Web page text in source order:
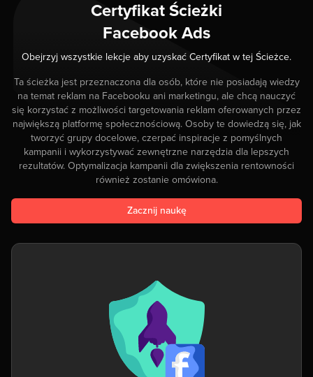
Certyfikat Ścieżki
Facebook Ads
Obejrzyj wszystkie lekcje aby uzyskać Certyfikat w tej Ścieżce.
Ta ścieżka jest przeznaczona dla osób, które nie posiadają wiedzy
na temat reklam na Facebooku ani marketingu, ale chcą nauczyć
się korzystać z możliwości targetowania reklam oferowanych przez
największą platformę społecznościową. Osoby te dowiedzą się, jak
tworzyć grupy docelowe, czerpać inspiracje z pomyślnych
kampanii i wykorzystywać zewnętrzne narzędzia dla lepszych
rezultatów. Optymalizacja kampanii dla zwiększenia rentowności
również zostanie omówiona.
Zacznij naukę